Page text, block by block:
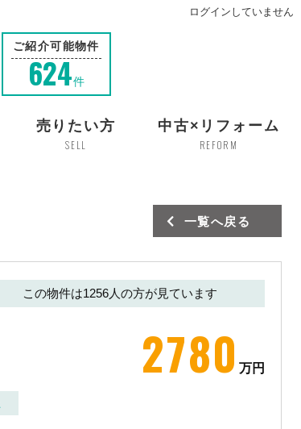
ログインしていません
ご紹介可能物件
624件
売りたい方
SELL
中古×リフォーム
REFORM
一覧へ戻る
2780 万円
この物件は1256人の方が見ています